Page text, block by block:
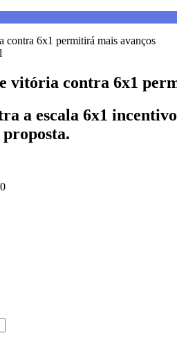
vitória contra 6x1
a escala 6x1